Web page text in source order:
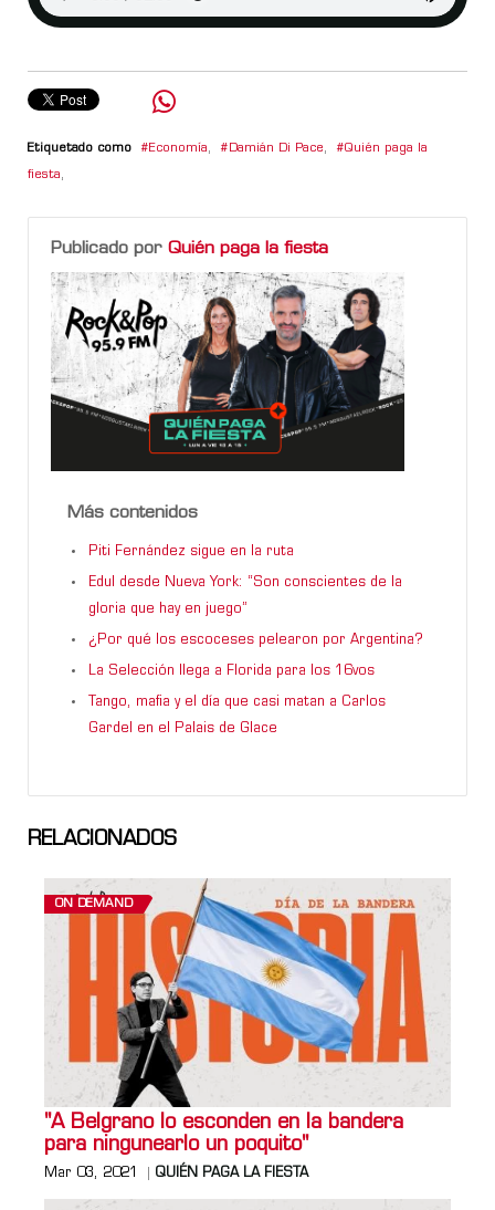
Etiquetado como Economía, Damián Di Pace, Quién paga la
fiesta,
Publicado por Quién paga la fiesta
Más contenidos
Piti Fernández sigue en la ruta
Edul desde Nueva York: “Son conscientes de la
gloria que hay en juego”
¿Por qué los escoceses pelearon por Argentina?
La Selección llega a Florida para los 16vos
Tango, mafia y el día que casi matan a Carlos
Gardel en el Palais de Glace
RELACIONADOS
ON DEMAND
"A Belgrano lo esconden en la bandera
para ningunearlo un poquito"
Mar 03, 2021 QUIÉN PAGA LA FIESTA